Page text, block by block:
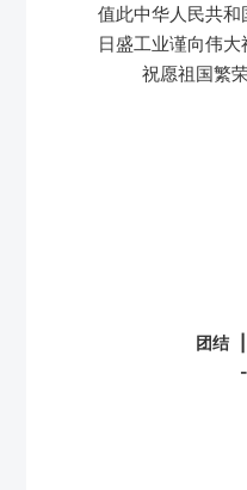
值此中华人民共和
日盛工业谨向伟大
祝愿祖国繁
团结 |